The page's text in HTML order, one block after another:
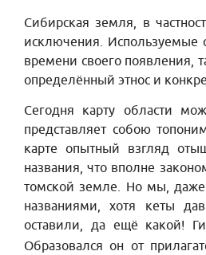
Сибирская земля, в
исключения. Используемые
времени своего появления,
определённый этнос и
Сегодня карту области
представляет собою
карте опытный взгляд
названия, что вполне
томской земле. Но мы, даже
названиями, хотя кеты
оставили, да ещё какой!
Образовался он от